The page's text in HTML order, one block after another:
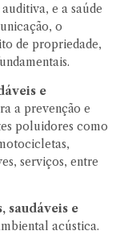
e a saúde
o
de propriedade,
e
a prevenção e
poluidores como
serviços, entre
saudáveis e
acústica.